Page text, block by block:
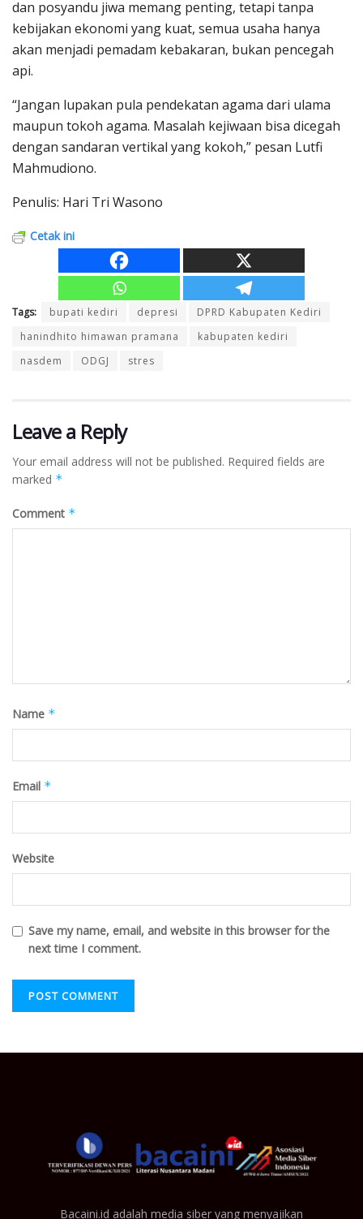
dan posyandu jiwa memang penting, tetapi tanpa
kebijakan ekonomi yang kuat, semua usaha hanya
akan menjadi pemadam kebakaran, bukan pencegah
api.
“Jangan lupakan pula pendekatan agama dari ulama
maupun tokoh agama. Masalah kejiwaan bisa dicegah
dengan sandaran vertikal yang kokoh,” pesan Lutfi
Mahmudiono.
Penulis: Hari Tri Wasono
Cetak ini
Tags: bupati kediri depresi
DPRD Kabupaten Kediri
hanindhito himawan pramana
kabupaten kediri
nasdem
ODGJ stres
Leave a Reply
Your email address will not be published. Required fields are
marked *
Comment *
Name *
Email *
Website
Save my name, email, and website in this browser for the
next time I comment.
Bacaini.id adalah media siber yang menyajikan